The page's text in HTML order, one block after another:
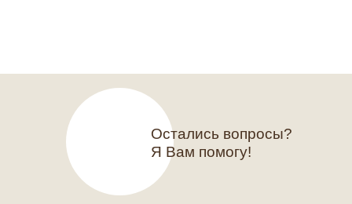
Остались вопросы?
Я Вам помогу!